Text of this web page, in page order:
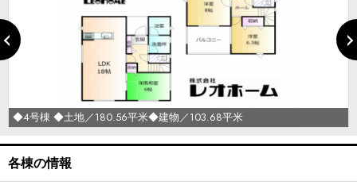
◆4号棟 ◆土地／180.56平米◆建物／103.68平米
各棟の情報